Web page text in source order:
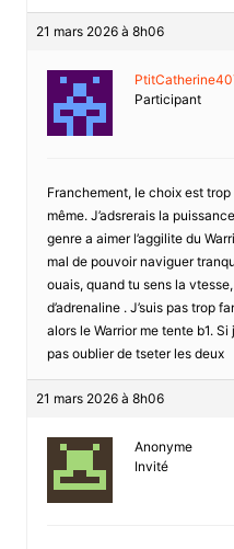
21 mars 2026 à 8h06
Participant
Franchement, le choix est
même. J’adsrerais la
genre a aimer l’aggilite du
mal de pouvoir naviguer
ouais, quand tu sens la
d’adrenaline . J’suis pas trop
alors le Warrior me tente b1.
pas oublier de tseter les deux
21 mars 2026 à 8h06
Anonyme
Invité